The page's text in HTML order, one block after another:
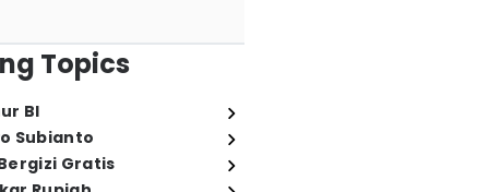
Topics
BI
Subianto
Gratis